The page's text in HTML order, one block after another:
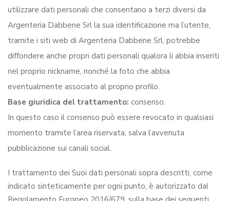
utilizzare dati personali che consentano a terzi diversi da
Argenteria Dabbene Srl la sua identificazione ma l’utente,
tramite i siti web di Argenteria Dabbene Srl, potrebbe
diffondere anche propri dati personali qualora li abbia inseriti
nel proprio nickname, nonché la foto che abbia
eventualmente associato al proprio profilo.
Base giuridica del trattamento: consenso.
In questo caso il consenso può essere revocato in qualsiasi
momento tramite l’area riservata, salva l’avvenuta
pubblicazione sui canali social.
I trattamento dei Suoi dati personali sopra descritti, come
indicato sinteticamente per ogni punto, è autorizzato dal